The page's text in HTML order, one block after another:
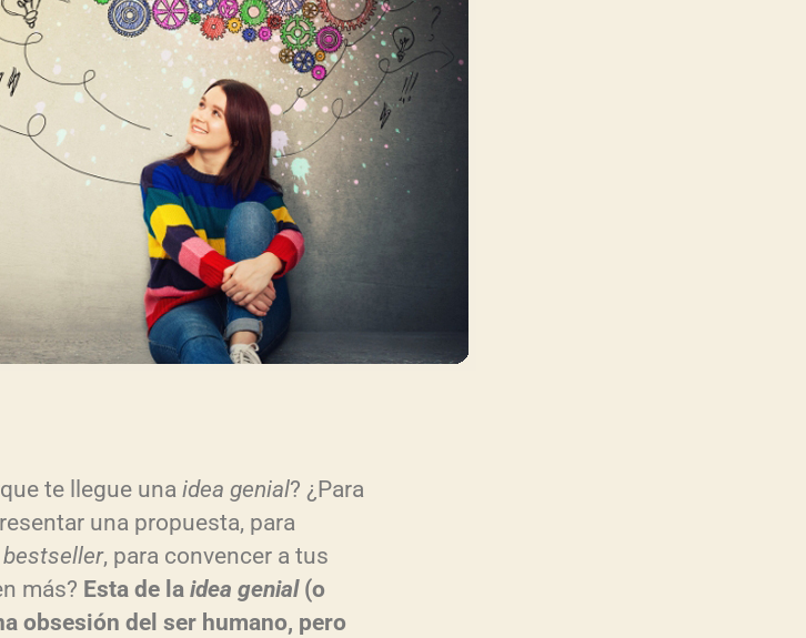
te llegue una idea genial? ¿Para
una propuesta, para
bestseller, para convencer a tus
más? Esta de la idea genial(o
obsesión del ser humano, pero